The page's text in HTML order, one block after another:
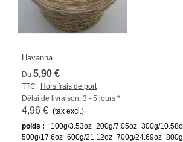
Havanna
Du 5,90 €
TTC
Hors frais de port
Délai de livraison: 3 - 5 jours *
4,96 € (tax excl.)
poids :
100g/3.53oz 200g/7.05oz 300g/
500g/17.6oz 600g/21.12oz 700g/24.69oz